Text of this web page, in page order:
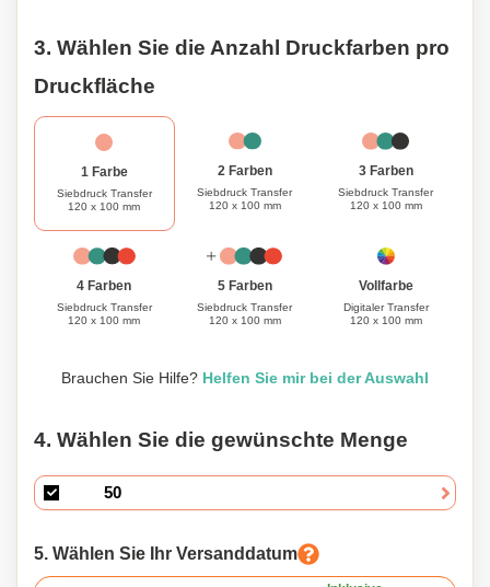
3. Wählen Sie die Anzahl Druckfarben pro
Druckfläche
1 Farbe
Siebdruck Transfer
120 x 100 mm
2 Farben
Siebdruck Transfer
120 x 100 mm
3 Farben
Siebdruck Transfer
120 x 100 mm
4 Farben
Siebdruck Transfer
120 x 100 mm
5 Farben
Siebdruck Transfer
120 x 100 mm
Vollfarbe
Digitaler Transfer
120 x 100 mm
Brauchen Sie Hilfe? Helfen Sie mir bei der Auswahl
4. Wählen Sie die gewünschte Menge
5. Wählen Sie Ihr Versanddatum